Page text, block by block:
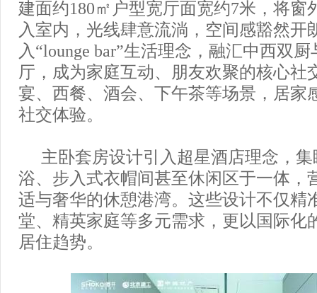
建面约180㎡户型宽厅面宽约7米，将窗
入室内，光线肆意流淌，空间感豁然开
入“lounge bar”生活理念，融汇中西双
厅，成为家庭互动、朋友欢聚的核心社
宴、西餐、酒会、下午茶等场景，居家
社交体验。
主卧套房设计引入超星酒店理念，
浴、步入式衣帽间甚至休闲区于一体，
适与奢华的休憩港湾。这些设计不仅精
堂、精英家庭等多元需求，更以国际化
居住趋势。